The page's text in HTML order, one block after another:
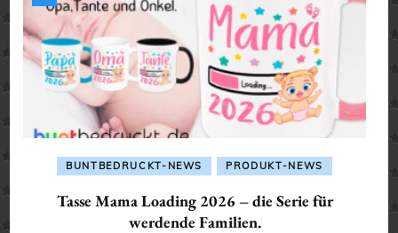
BUNTBEDRUCKT-NEWS PRODUKT-NEWS
Tasse Mama Loading 2026 – die Serie für
werdende Familien.